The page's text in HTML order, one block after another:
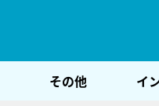
その他 イ